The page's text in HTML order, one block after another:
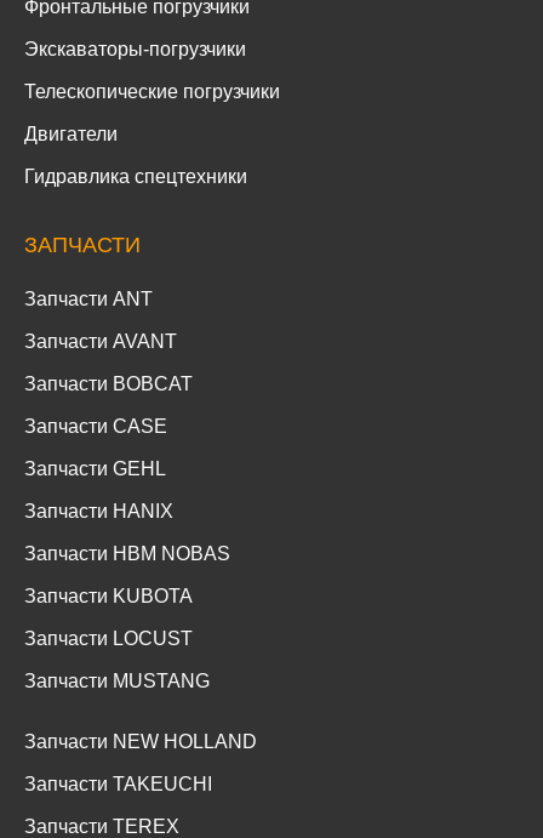
Фронтальные погрузчики
Экскаваторы-погрузчики
Телескопические погрузчики
Двигатели
Гидравлика спецтехники
ЗАПЧАСТИ
Запчасти ANT
Запчасти AVANT
Запчасти BOBCAT
Запчасти CASE
Запчасти GEHL
Запчасти HANIX
Запчасти HBM NOBAS
Запчасти KUBOTA
Запчасти LOCUST
Запчасти MUSTANG
Запчасти NEW HOLLAND
Запчасти TAKEUCHI
Запчасти TEREX